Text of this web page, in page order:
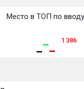
Место в ТОП по
1 386